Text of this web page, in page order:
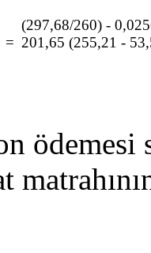
(297,68/260) -
= 201,65 (255,21 -
ödemesi